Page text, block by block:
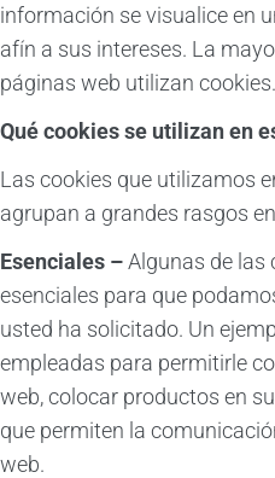
información se visualice en
afín a sus intereses. La
páginas web utilizan cookies.
Qué cookies se utilizan en
Las cookies que utilizamos
agrupan a grandes rasgos
Esenciales –Algunas de las
esenciales para que
usted ha solicitado. Un
empleadas para permitirle
web, colocar productos en
que permiten la
web.